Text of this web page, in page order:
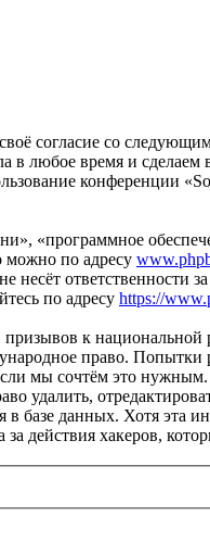
согласие со
в любое время и сделаем
конференции
«программное
можно по адресу
ответственности
по адресу https://
к
право.
мы сочтём это
удалить,
базе данных. Хотя эта
действия хакеров,